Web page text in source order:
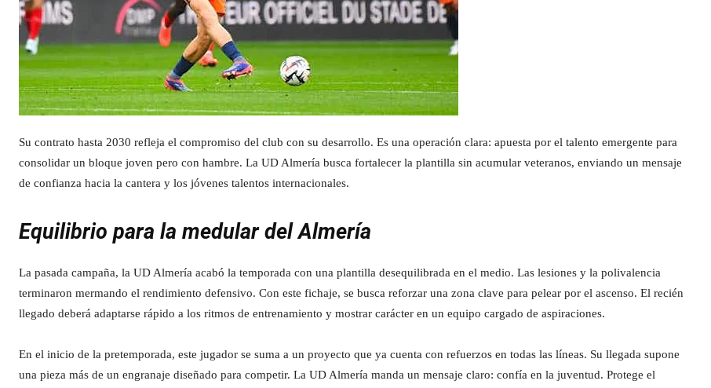
Su contrato hasta 2030 refleja el compromiso del club con su desarrollo. Es una operación clara: apuesta por el talento emergente para
consolidar un bloque joven pero con hambre. La UD Almería busca fortalecer la plantilla sin acumular veteranos, enviando un mensaje
de confianza hacia la cantera y los jóvenes talentos internacionales.
Equilibrio para la medular del Almería
La pasada campaña, la UD Almería acabó la temporada con una plantilla desequilibrada en el medio. Las lesiones y la polivalencia
terminaron mermando el rendimiento defensivo. Con este fichaje, se busca reforzar una zona clave para pelear por el ascenso. El recién
llegado deberá adaptarse rápido a los ritmos de entrenamiento y mostrar carácter en un equipo cargado de aspiraciones.
En el inicio de la pretemporada, este jugador se suma a un proyecto que ya cuenta con refuerzos en todas las líneas. Su llegada supone
una pieza más de un engranaje diseñado para competir. La UD Almería manda un mensaje claro: confía en la juventud. Protege el